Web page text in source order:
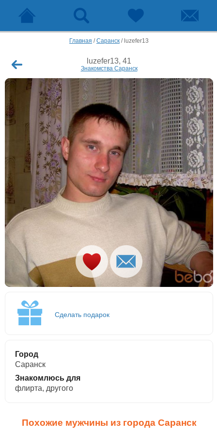
Главная /Саранск / luzefer13
luzefer13, 41
Знакомства Саранск
Сделать подарок
Город
Саранск
Знакомлюсь для
флирта, другого
Похожие мужчины из города Саранск